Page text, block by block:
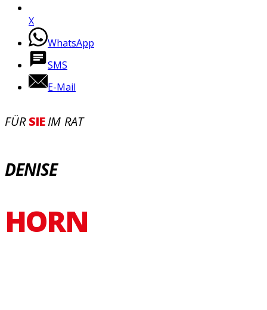
X
WhatsApp
SMS
E-Mail
FÜRSIEIM RAT
DENISE
HORN